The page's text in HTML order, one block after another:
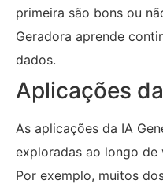
primeira são bons ou
Geradora aprende
dados.
Aplicações
As aplicações da IA
exploradas ao longo de
Por exemplo, muitos